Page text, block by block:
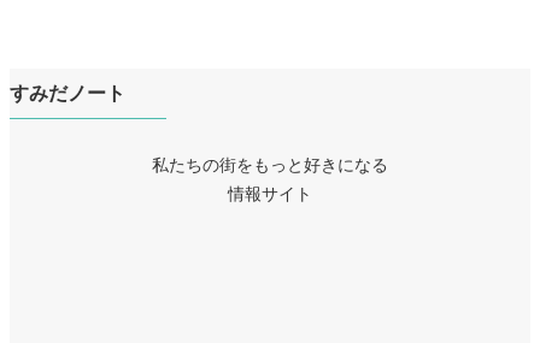
すみだノート
私たちの街をもっと好きになる
情報サイト